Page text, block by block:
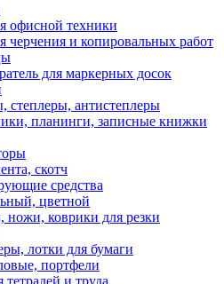
офисной техники
черчения и копировальных работ
для маркерных досок
степлеры, антистеплеры
планинги, записные книжки
скотч
средства
цветной
коврики для резки
лотки для бумаги
портфели
и труда